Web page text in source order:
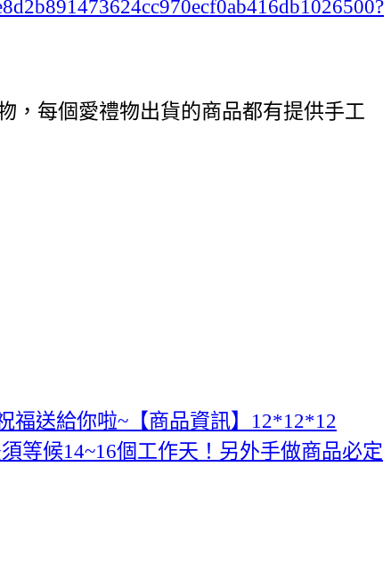
，每個愛禮物出貨的商品都有提供手工
福送給你啦~【商品資訊】12*12*12
等候14~16個工作天！另外手做商品必定